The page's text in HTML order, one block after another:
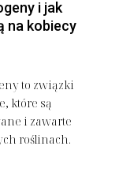
i jak
na kobiecy
to związki
które są
i zawarte
roślinach.